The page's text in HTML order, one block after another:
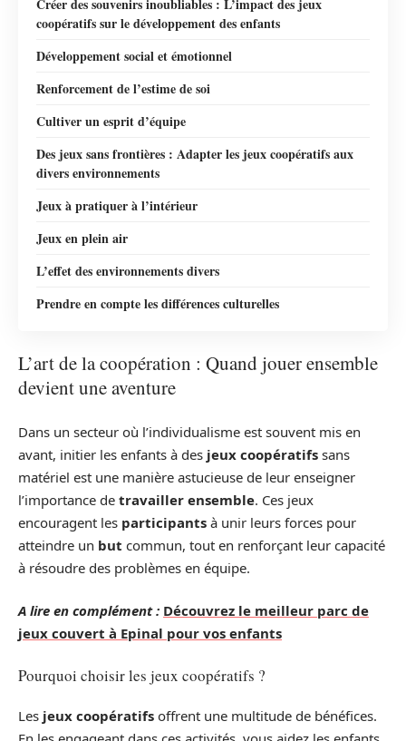
Créer des souvenirs inoubliables : L’impact des jeux
coopératifs sur le développement des enfants
Développement social et émotionnel
Renforcement de l’estime de soi
Cultiver un esprit d’équipe
Des jeux sans frontières : Adapter les jeux coopératifs aux
divers environnements
Jeux à pratiquer à l’intérieur
Jeux en plein air
L’effet des environnements divers
Prendre en compte les différences culturelles
L’art de la coopération : Quand jouer ensemble
devient une aventure
Dans un secteur où l’individualisme est souvent mis en
avant, initier les enfants à des jeux coopératifs sans
matériel est une manière astucieuse de leur enseigner
l’importance de travailler ensemble. Ces jeux
encouragent les participants à unir leurs forces pour
atteindre un but commun, tout en renforçant leur capacité
à résoudre des problèmes en équipe.
A lire en complément : Découvrez le meilleur parc de
jeux couvert à Epinal pour vos enfants
Pourquoi choisir les jeux coopératifs ?
Les jeux coopératifs offrent une multitude de bénéfices.